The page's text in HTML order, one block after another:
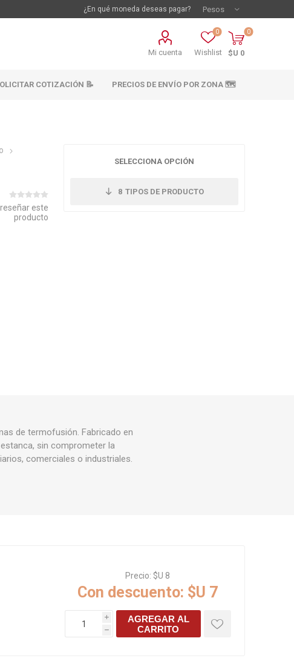
¿En qué moneda deseas pagar?
Mi cuenta Wishlist
0 0
$U 0
y revestimientos
Ver todo
COTIZACIÓN 📝 PRECIOS DE ENVÍO POR ZONA 🗺️
este
producto
SELECCIONA OPCIÓN
8 TIPOS DE PRODUCTO
de termofusión. Fabricado en
sin comprometer la
comerciales o industriales.
Precio: $U 8
Con descuento: $U 7
i
h
AGREGAR AL
CARRITO